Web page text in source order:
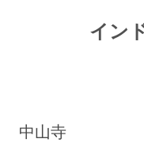
イン
中山寺